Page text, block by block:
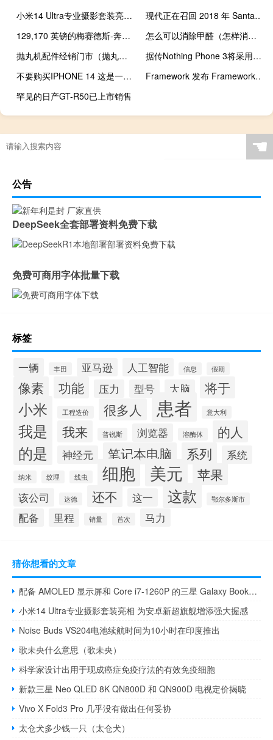
小米14 Ultra专业摄影套装亮相 为安卓新超旗舰增添强大握感
现代正在召回 2018 年 Santa Fe Sport 以防发动机起火
129,170 英镑的梅赛德斯-奔驰 EQS SUV 电动订单开放
怎么可以消除甲醛（怎样消除甲醛的危害）
抛丸机配件经销门市（抛丸机配件）
据传Nothing Phone 3将采用高通最新旗舰版本
不要购买IPHONE 14 这是一个很大的陷阱
Framework 发布 Framework Laptop 16配备可升级 GPU
罕见的日产GT-R50已上市销售
☚
公告
DeepSeek全套部署资料免费下载
免费可商用字体批量下载
标签
一辆 丰田 亚马逊 人工智能 信息 假期
像素 功能 压力 型号 大脑 将于
小米 工程造价 很多人 患者 意大利
我是 我来 普锐斯 浏览器 溶酶体 的人
的是 神经元 笔记本电脑 系列 系统
纳米 纹理 线虫 细胞 美元 苹果
该公司 达德 还不 这一 这款 鄂尔多斯市
配备 里程 销量 首次 马力
猜你想看的文章
配备 AMOLED 显示屏和 Core i7-1260P 的三星 Galaxy Book2 Pro 360 限时降至有史以来最低价格
小米14 Ultra专业摄影套装亮相 为安卓新超旗舰增添强大握感
Noise Buds VS204电池续航时间为10小时在印度推出
歌未央什么意思（歌未央）
科学家设计出用于现成癌症免疫疗法的有效免疫细胞
新款三星 Neo QLED 8K QN800D 和 QN900D 电视定价揭晓
Vivo X Fold3 Pro 几乎没有做出任何妥协
太仓犬多少钱一只（太仓犬）